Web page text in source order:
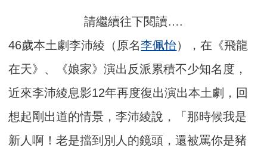
請繼續往下閱讀….
46歲本土劇李沛綾（原名李佩怡），在《飛龍
在天》、《娘家》演出反派累積不少知名度，
近來李沛綾息影12年再度復出演出本土劇，回
想起剛出道的情景，李沛綾說，「那時候我是
新人啊！老是擋到別人的鏡頭，還被罵你是豬